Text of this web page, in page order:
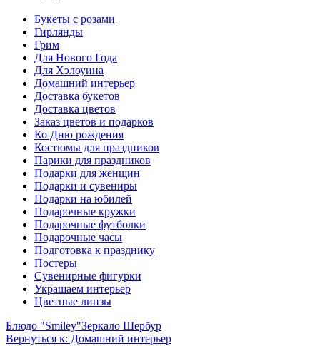
Букеты с розами
Гирлянды
Грим
Для Нового Года
Для Хэлоуина
Домашний интерьер
Доставка букетов
Доставка цветов
Заказ цветов и подарков
Ко Дню рождения
Костюмы для праздников
Парики для праздников
Подарки для женщин
Подарки и сувениры
Подарки на юбилей
Подарочные кружки
Подарочные футболки
Подарочные часы
Подготовка к празднику
Постеры
Сувенирные фигурки
Украшаем интерьер
Цветные линзы
Блюдо "Smiley"Зеркало Шербур
Вернуться к: Домашний интерьер